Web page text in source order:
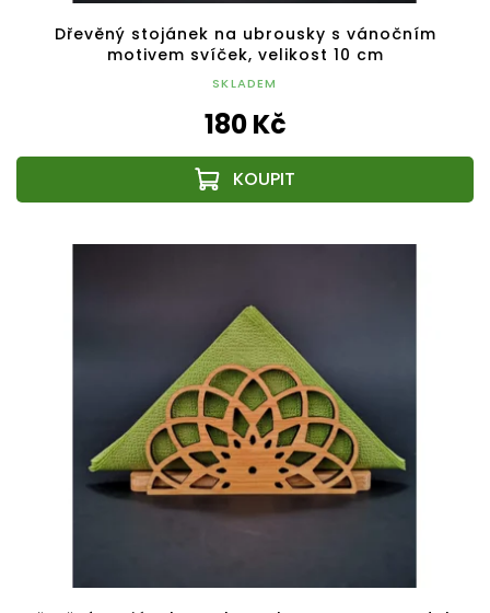
Dřevěný stojánek na ubrousky s vánočním
motivem svíček, velikost 10 cm
SKLADEM
180 Kč